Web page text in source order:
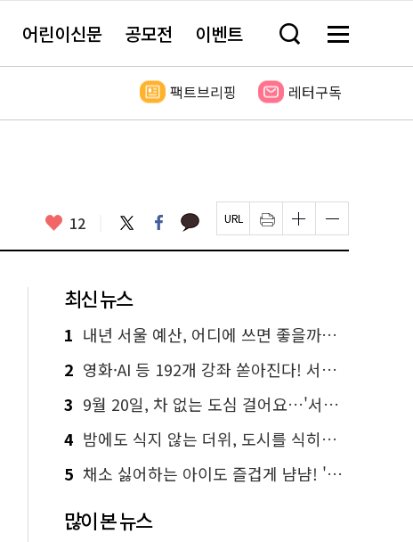
어린이신문 공모전 이벤트 검
창
기
메
전
보
팩트브리핑 레터구독
좋
요
12 트
위
터
페
이
스
카
카 페
이
지
인
쇄
하
글
자
크
하
기
글
자
크
하
최신 뉴스
1 내년 서울 예산, 어디에 쓰면 좋을까요? 온라인 투표
2 영화·AI 등 192개 강좌 쏟아진다! 서울시민대학 선착순 신청
3 9월 20일, 차 없는 도심 걸어요…'서울 걷자 페스티벌' 선착순 5천명
4 밤에도 식지 않는 더위, 도시를 식히는 시원한 해법은?
5 채소 싫어하는 아이도 즐겁게 냠냠! '찾아가는 서울시 식생활 교육' 현장
많이 본 뉴스